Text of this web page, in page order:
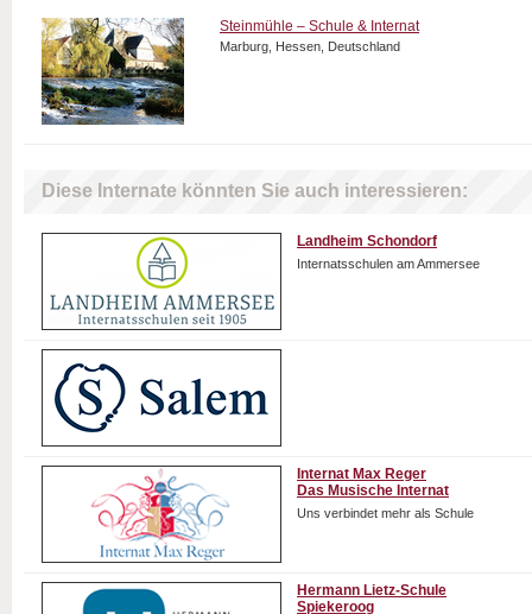
Steinmühle – Schule & Internat
Marburg, Hessen, Deutschland
Diese Internate könnten Sie auch interessieren:
Landheim Schondorf
Internatsschulen am Ammersee
Internat Max Reger
Das Musische Internat
Uns verbindet mehr als Schule
Hermann Lietz-Schule
Spiekeroog